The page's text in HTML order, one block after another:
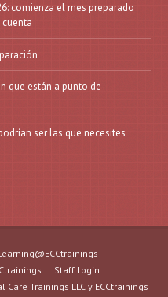
comienza el mes preparado
que están a punto de
ser las que necesites
Staff Login
Trainings LLC y ECCtrainings